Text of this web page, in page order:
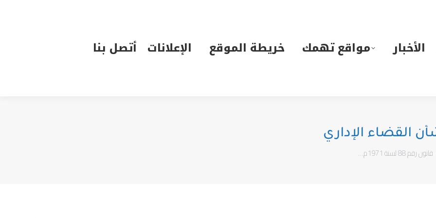
الأخبار مواقع تهمك خريطة الموقع الإعلانات أتصل بنا
قانون رقم 88 لسنة 1971م…